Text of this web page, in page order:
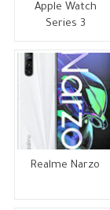
Apple Watch
Series 3
Realme Narzo